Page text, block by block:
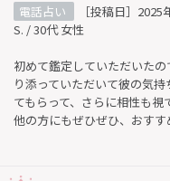
電話占い
［投稿日］2025
S. / 30代 女性
初めて鑑定していただいた
り添っていただいて彼の気
てもらって、さらに相性も
他の方にもぜひぜひ、おすす